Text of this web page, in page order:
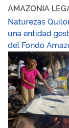
AMAZONIA
Naturezas
una entidad
del Fondo